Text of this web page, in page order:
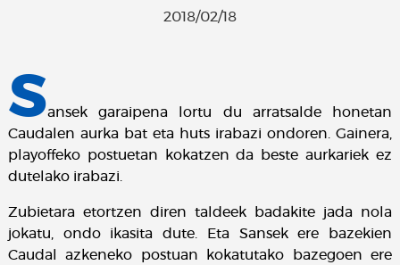
2018/02/18
Sansek garaipena lortu du arratsalde honetan
Caudalen aurka bat eta huts irabazi ondoren. Gainera,
playoffeko postuetan kokatzen da beste aurkariek ez
dutelako irabazi.
Zubietara etortzen diren taldeek badakite jada nola
jokatu, ondo ikasita dute. Eta Sansek ere bazekien
Caudal azkeneko postuan kokatutako bazegoen ere